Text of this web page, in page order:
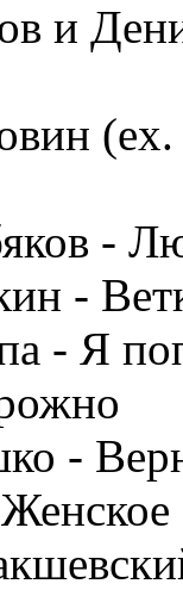
и
-
-
- Я
-